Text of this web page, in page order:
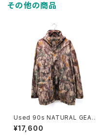
その他の商品
Used 90s NATURAL GEAR
Beatiful Real Tree Camo F
ake Suede Mountain Parka
¥17,600